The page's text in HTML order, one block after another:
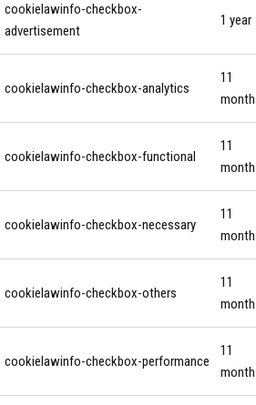
cookielawinfo-checkbox-
advertisement
1 year
cookielawinfo-checkbox-analytics
11
cookielawinfo-checkbox-functional
11
cookielawinfo-checkbox-necessary
11
cookielawinfo-checkbox-others
11
cookielawinfo-checkbox-performance
11